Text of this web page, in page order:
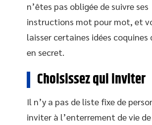
n’êtes pas obligée de suivre ses
instructions mot pour mot, et
laisser certaines idées coquines
en secret.
Choisissez qui inviter
Il n’y a pas de liste fixe de
inviter à l’enterrement de vie